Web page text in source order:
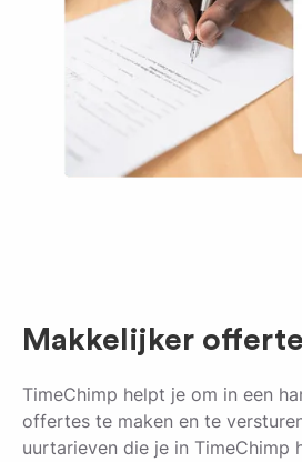
Makkelijker
TimeChimp helpt je om in een
offertes te maken en te
uurtarieven die je in TimeChimp